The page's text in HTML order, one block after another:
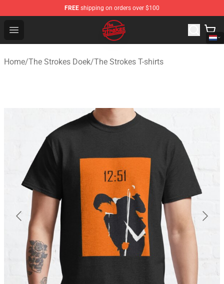
FREE shipping on orders over $100
Open menu
The Strokes Shop - Official The Strokes Merchandise
Home/The Strokes Doek/The Strokes T-shirts